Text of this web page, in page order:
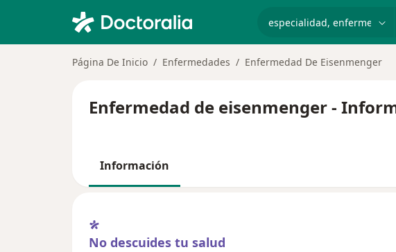
Página De Inicio Enfermedades Enfermedad De Eisenmenger
Enfermedad de eisenmenger -
Información
No descuides tu salud